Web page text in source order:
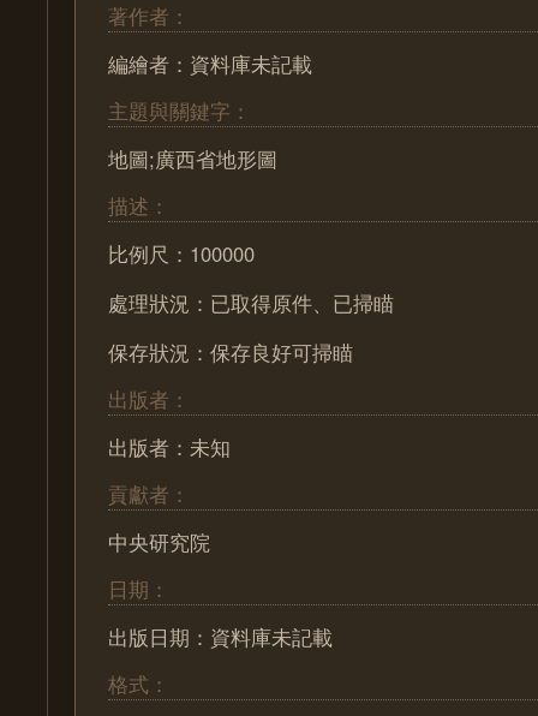
著作者：
編繪者：資料庫未記載
主題與關鍵字：
地圖;廣西省地形圖
描述：
比例尺：100000
處理狀況：已取得原件、已掃瞄
保存狀況：保存良好可掃瞄
出版者：
出版者：未知
貢獻者：
中央研究院
日期：
出版日期：資料庫未記載
格式：